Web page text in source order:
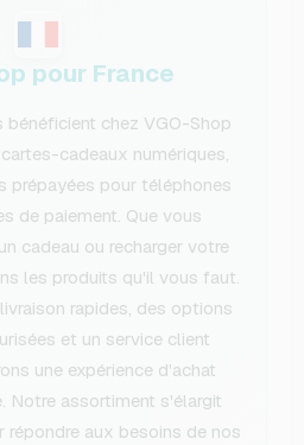
pour France
bénéficient chez VGO-Shop
cadeaux numériques,
prépayées pour téléphones
de paiement. Que vous
cadeau ou recharger votre
les produits qu'il vous faut.
rapides, des options
et un service client
une expérience d'achat
Notre assortiment s'élargit
répondre aux besoins de nos